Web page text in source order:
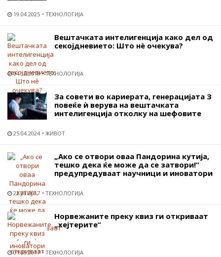
19.04.2025 ТЕХНОЛОГИЈА
Вештачката интелигенција како дел од
секојдневието: Што нѐ очекува?
04.12.2018 ТЕХНОЛОГИЈА
За совети во кариерата, генерацијата З
повеќе ѝ верува на вештачката
интелигенција отколку на шефовите
25.04.2024 ЖИВОТ
„Ако се отвори оваа Пандорина кутија,
тешко дека ќе може да се затвори!“
предупредуваат научници и иноватори
22.08.2017 ТЕХНОЛОГИЈА
Норвежаните преку квиз ги откриваат
„хејтерите“
01.08.2017 ТЕХНОЛОГИЈА